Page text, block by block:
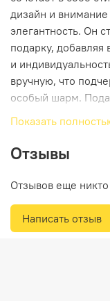
дизайн и
элегантность. Он
подарку,
и
вручную, что
особый шарм.
элегантным
Показать
Отзывы
Отзывов еще никто
Написать отзыв